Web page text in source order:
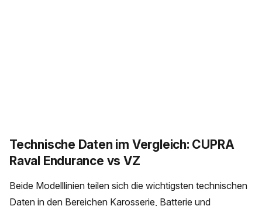
Technische Daten im Vergleich: CUPRA
Raval Endurance vs VZ
Beide Modelllinien teilen sich die wichtigsten technischen
Daten in den Bereichen Karosserie, Batterie und